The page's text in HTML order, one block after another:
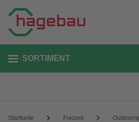
SORTIMENT
Startseite Freizeit